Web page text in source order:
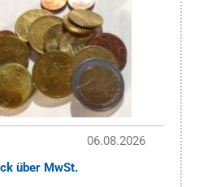
06.08.2026
über MwSt.